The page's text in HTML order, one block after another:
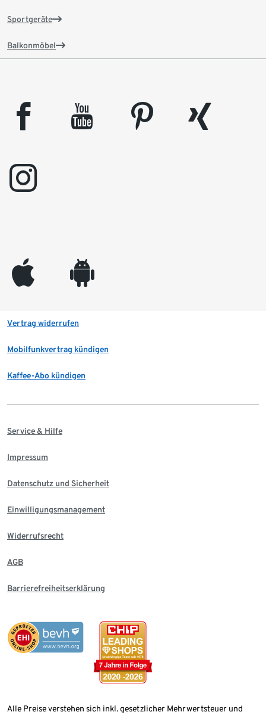
Sportgeräte
Balkonmöbel
facebook youtube pinterest
xing
instagram
appleinc android
Vertrag widerrufen
Mobilfunkvertrag kündigen
Kaffee-Abo kündigen
Service & Hilfe
Impressum
Datenschutz und Sicherheit
Einwilligungsmanagement
Widerrufsrecht
AGB
Barrierefreiheitserklärung
Alle Preise verstehen sich inkl. gesetzlicher Mehrwertsteuer und